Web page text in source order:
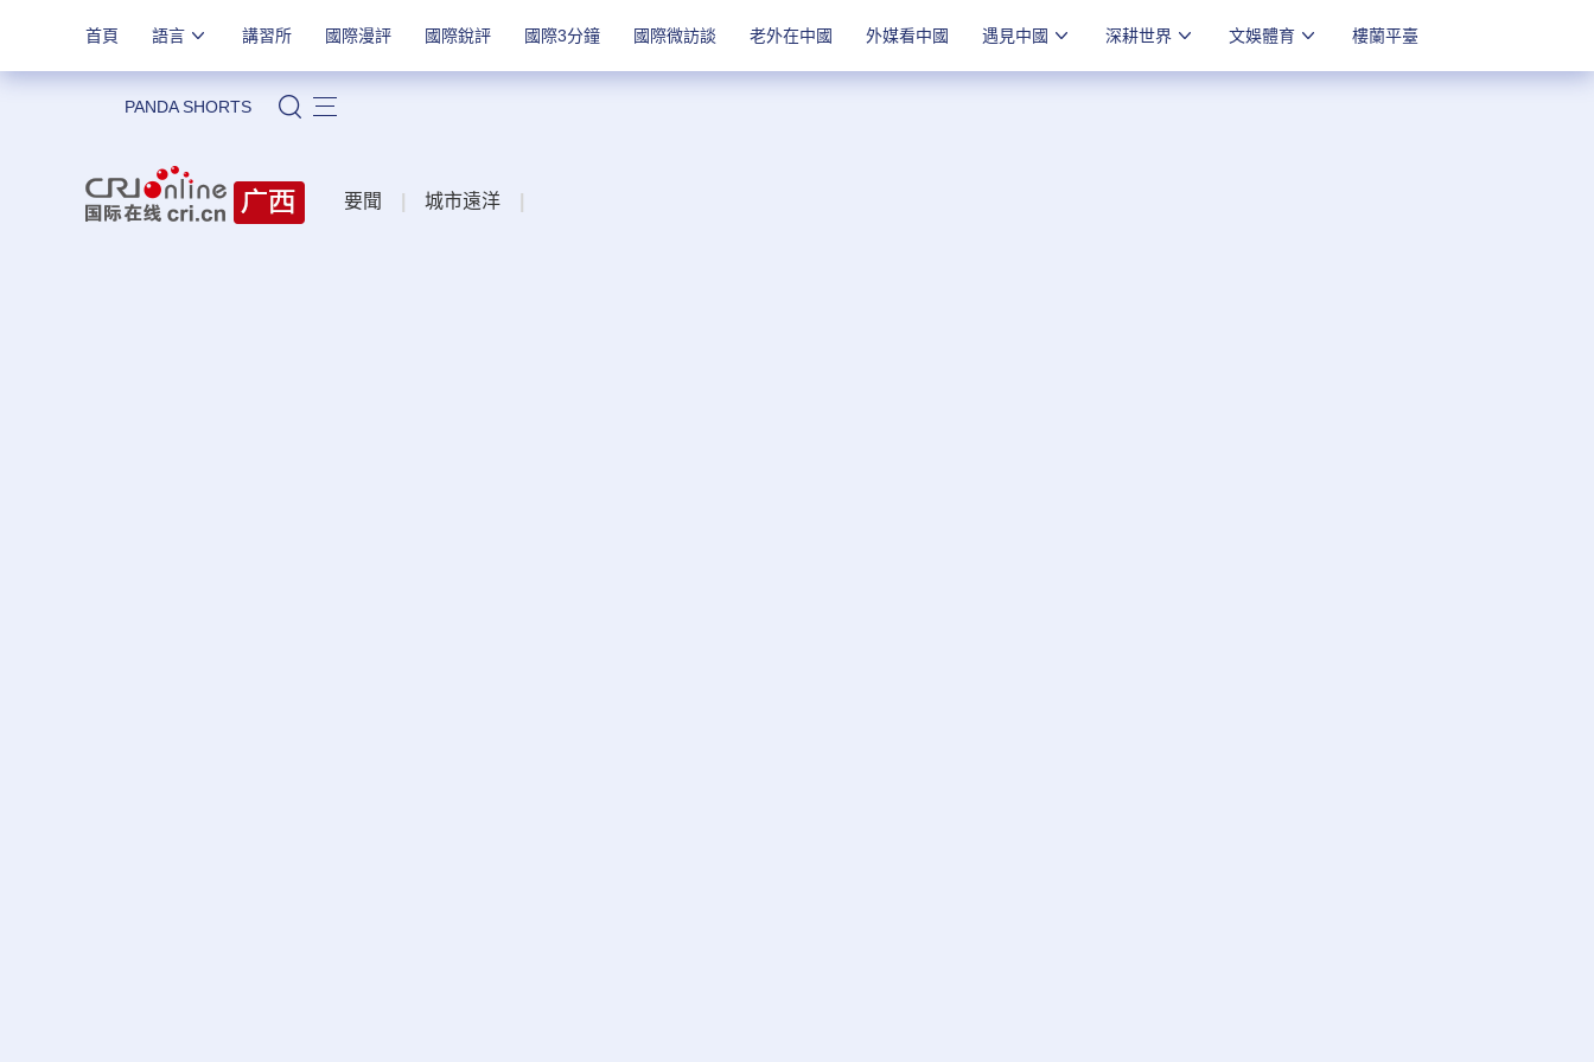
首頁 語言 講習所 國際漫評 國際銳評 國際3分鐘 國際微訪談 老外在中國 外媒看中國 遇見中國 深耕世界 文娛體育 樓蘭平臺
PANDA SHORTS 站內搜索
要聞 城市遠洋